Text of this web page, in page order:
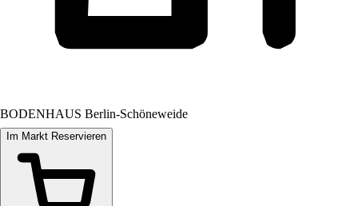
BODENHAUS Berlin-Schöneweide
Im Markt Reservieren